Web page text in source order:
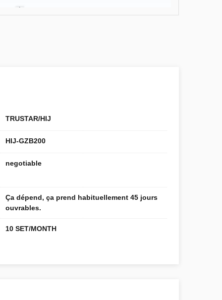
TRUSTAR/HIJ
HIJ-GZB200
negotiable
Ça dépend, ça prend habituellement 45 jours
ouvrables.
10 SET/MONTH